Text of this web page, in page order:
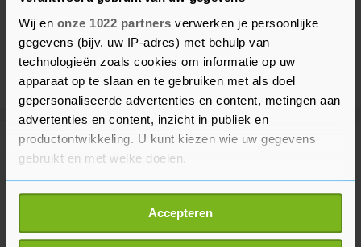
Wij en onze 1022 partners verwerken je persoonlijke
gegevens (bijv. uw IP-adres) met behulp van
technologieën zoals cookies om informatie op uw
apparaat op te slaan en te gebruiken met als doel
gepersonaliseerde advertenties en content, metingen aan
advertenties en content, inzicht in publiek en
productontwikkeling. U kunt kiezen wie uw gegevens
gebruikt en met welke doelen.
Als u het toestaat, willen we ook graag:
Informatie verzamelen over uw geografische
locatie, die tot een paar meter nauwkeurig kan zijn
Accepteren
Meer uit Financieel
Meer omzet en winst voor
defensiebedrijf CSG dankzij grote
vraag